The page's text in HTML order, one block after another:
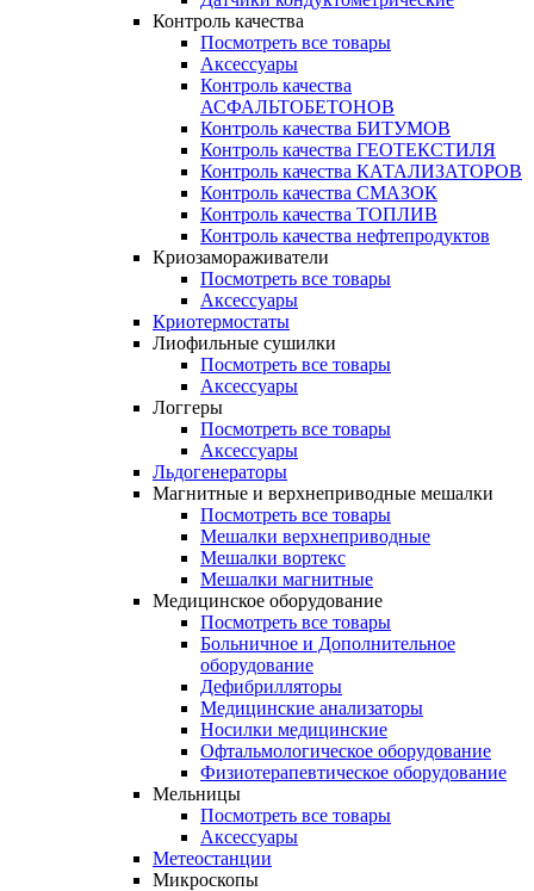
Контроль качества
Посмотреть все товары
Аксессуары
Контроль качества
АСФАЛЬТОБЕТОНОВ
Контроль качества БИТУМОВ
Контроль качества ГЕОТЕКСТИЛЯ
Контроль качества КАТАЛИЗАТОРОВ
Контроль качества СМАЗОК
Контроль качества ТОПЛИВ
Контроль качества нефтепродуктов
Криозамораживатели
Посмотреть все товары
Аксессуары
Криотермостаты
Лиофильные сушилки
Посмотреть все товары
Аксессуары
Логгеры
Посмотреть все товары
Аксессуары
Льдогенераторы
Магнитные и верхнеприводные мешалки
Посмотреть все товары
Мешалки верхнеприводные
Мешалки вортекс
Мешалки магнитные
Медицинское оборудование
Посмотреть все товары
Больничное и Дополнительное
оборудование
Дефибрилляторы
Медицинские анализаторы
Носилки медицинские
Офтальмологическое оборудование
Физиотерапевтическое оборудование
Мельницы
Посмотреть все товары
Аксессуары
Метеостанции
Микроскопы